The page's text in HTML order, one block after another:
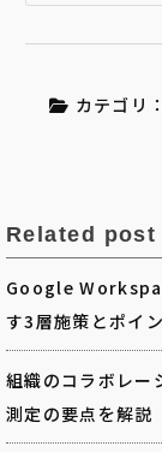
カテゴリ：
Related post
Google
す3層施策とポイ
組織のコラボレー
測定の要点を解説